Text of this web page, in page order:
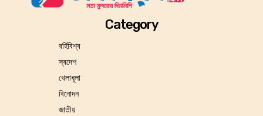
Category
বর্হিবিশ্ব
স্বদেশ
খেলাধূলা
বিনোদন
জাতীয়